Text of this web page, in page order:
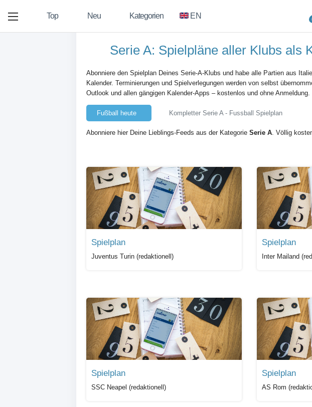
Top Neu Kategorien EN
Serie A: Spielpläne aller Klubs als
Abonniere den Spielplan Deines Serie-A-Klubs und habe alle Partien aus
Kalender. Terminierungen und Spielverlegungen werden von selbst
Outlook und allen gängigen Kalender-Apps – kostenlos und ohne Anmeldung.
Fußball heute Kompletter Serie A - Fussball Spielplan
Abonniere hier Deine Lieblings-Feeds aus der Kategorie Serie A . Völlig
Spielplan
Juventus Turin (redaktionell)
Spielplan
Inter Mailand
Spielplan
SSC Neapel (redaktionell)
Spielplan
AS Rom